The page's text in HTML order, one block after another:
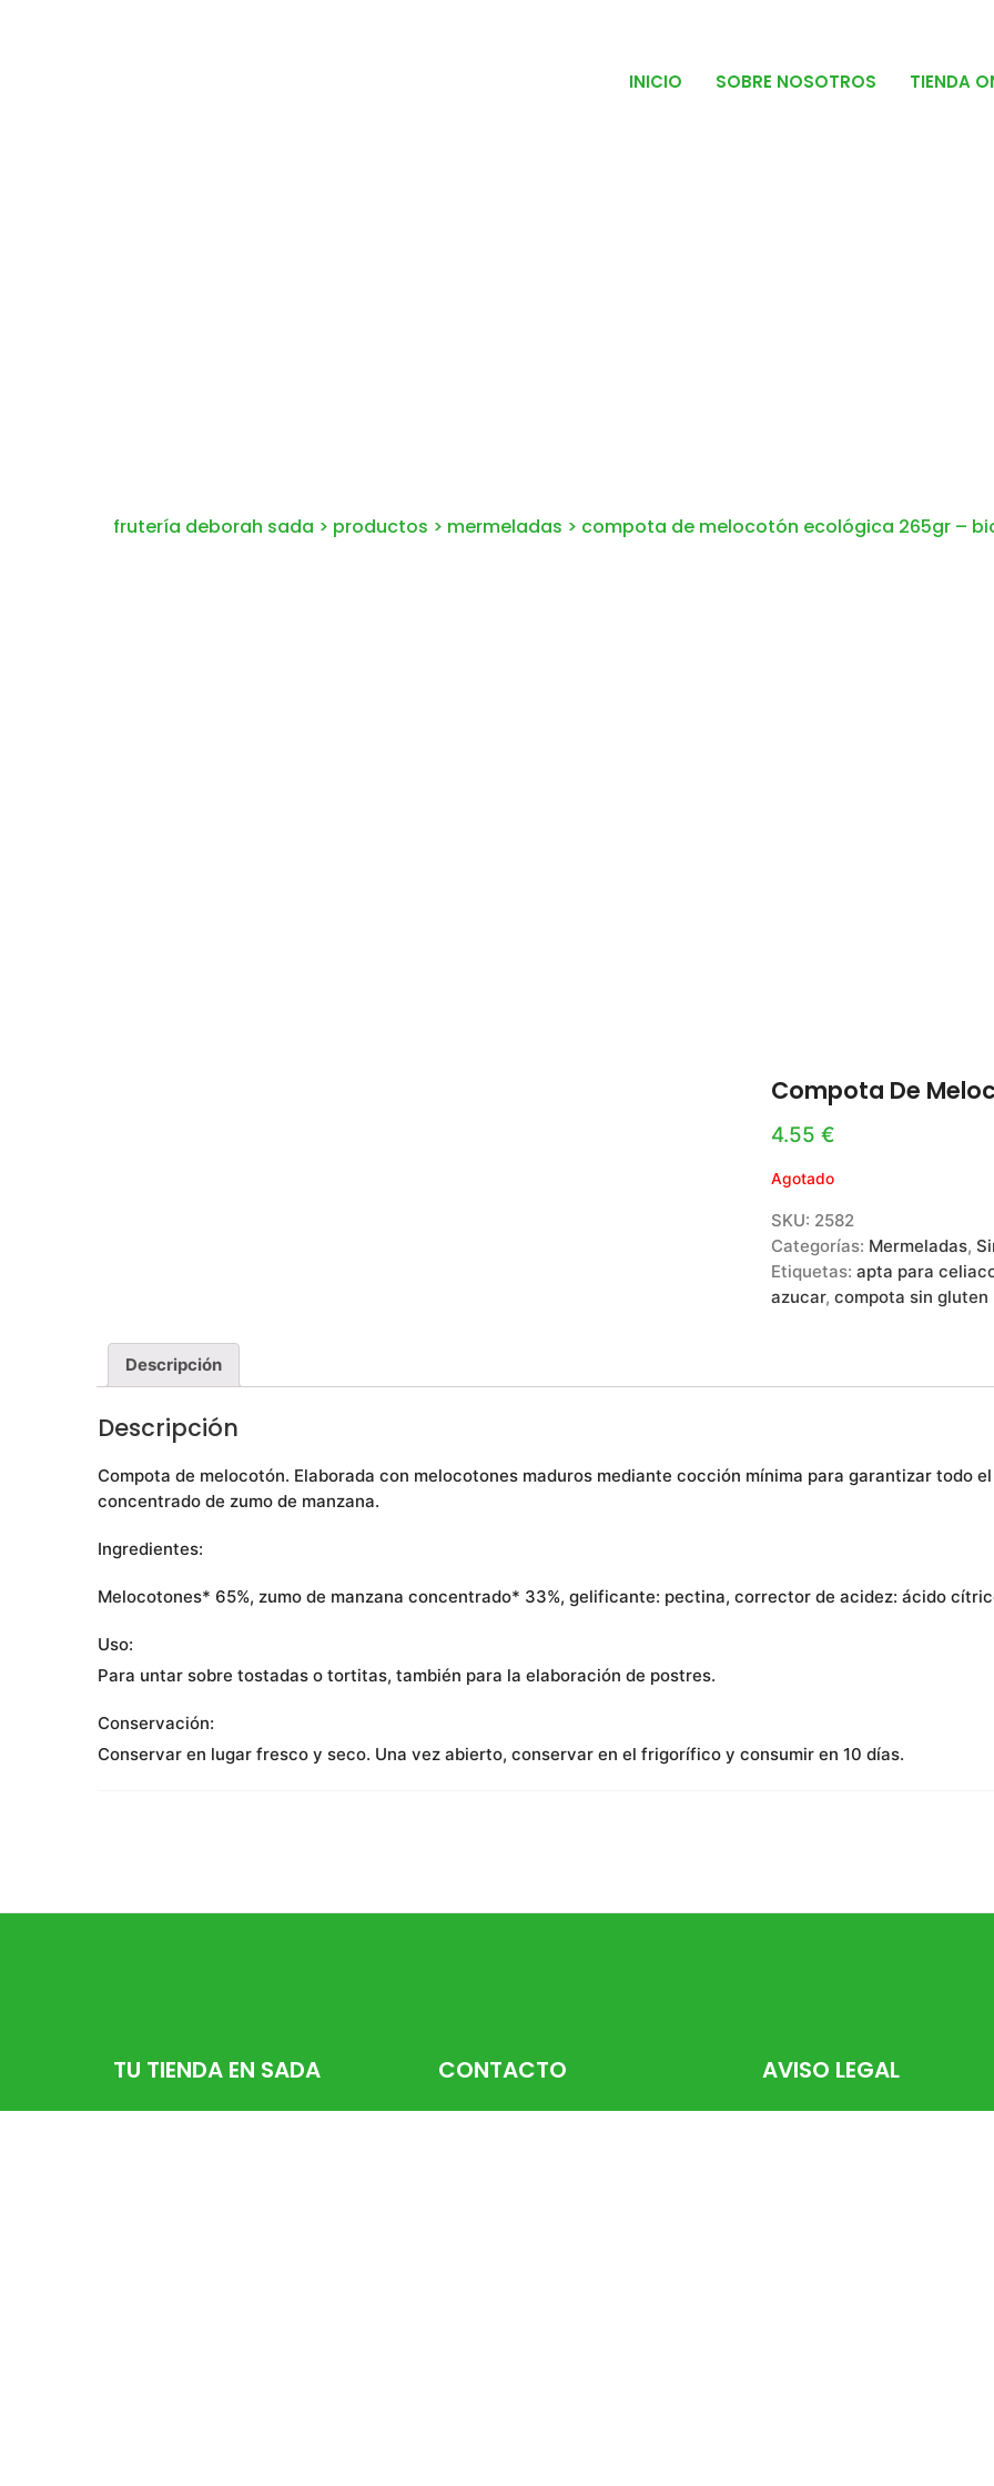
INICIO SOBRE NOSOTROS TIENDA
frutería deborah sada > productos > mermeladas > compota de melocotón ecológica 265gr –
Compota De
4.55€
Agotado
SKU: 2582
Categorías: Mermeladas,
Etiquetas:apta para
azucar,compota sin gluten
Descripción
Descripción
Compota de melocotón. Elaborada con melocotones maduros mediante cocción mínima para garantizar todo
concentrado de zumo de manzana.
Ingredientes:
Melocotones* 65%, zumo de manzana concentrado* 33%, gelificante: pectina, corrector de acidez: ácido
Uso:
Para untar sobre tostadas o tortitas, también para la elaboración de postres.
Conservación:
Conservar en lugar fresco y seco. Una vez abierto, conservar en el frigorífico y consumir en 10 días.
TU TIENDA EN SADA CONTACTO AVISO LEGAL